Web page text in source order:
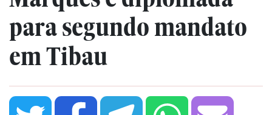
para segundo mandato
em Tibau